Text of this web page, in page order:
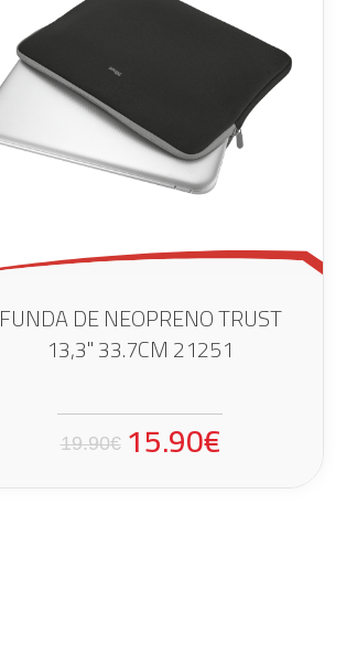
FUNDA DE NEOPRENO TRUST
13,3" 33.7CM 21251
19.90€ 15.90€